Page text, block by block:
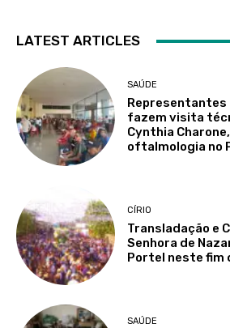
LATEST ARTICLES
SAÚDE
Representantes
fazem visita
Cynthia
oftalmologia no
CÍRIO
Transladação e
Senhora de
Portel neste fim
SAÚDE